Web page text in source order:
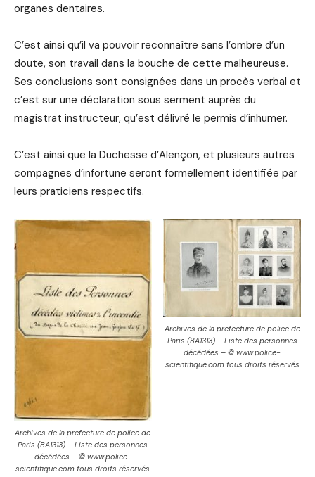
organes dentaires.
C’est ainsi qu’il va pouvoir reconnaître sans l’ombre d’un
doute, son travail dans la bouche de cette malheureuse.
Ses conclusions sont consignées dans un procès verbal et
c’est sur une déclaration sous serment auprès du
magistrat instructeur, qu’est délivré le permis d’inhumer.
C’est ainsi que la Duchesse d’Alençon, et plusieurs autres
compagnes d’infortune seront formellement identifiée par
leurs praticiens respectifs.
Archives de la prefecture de police de
Paris (BA1313) – Liste des personnes
décédées – © www.police-
scientifique.com tous droits réservés
Archives de la prefecture de police de
Paris (BA1313) – Liste des personnes
décédées – © www.police-
scientifique.com tous droits réservés